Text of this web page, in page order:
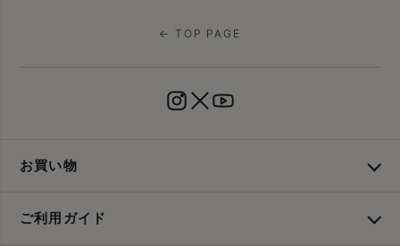
← TOP PAGE
お買い物
ご利用ガイド